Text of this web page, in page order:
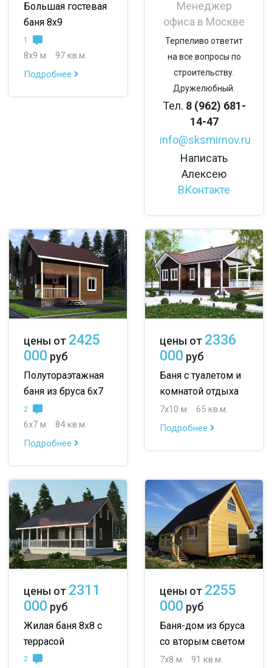
Большая гостевая
баня 8х9
1
8х9 м
97 кв.м.
Подробнее
Менеджер
офиса в Москве
Терпеливо ответит
на все вопросы по
строительству.
Дружелюбный.
Тел. 8 (962) 681-
14-47
info@sksmirnov.ru
Написать
Алексею
ВКонтакте
цены от 2425
000 руб
Полутораэтажная
баня из бруса 6х7
2
6х7 м
84 кв.м.
Подробнее
цены от 2336
000 руб
Баня с туалетом и
комнатой отдыха
7х10 м
65 кв.м.
Подробнее
цены от 2311
000 руб
Жилая баня 8х8 с
террасой
2
цены от 2255
000 руб
Баня-дом из бруса
со вторым светом
7х8 м
91 кв.м.